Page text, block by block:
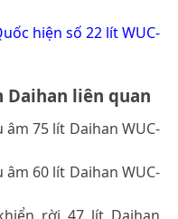
hiện số 22 lít WUC-
Daihan liên quan
75 lít Daihan WUC-
60 lít Daihan WUC-
rời 47 lít Daihan